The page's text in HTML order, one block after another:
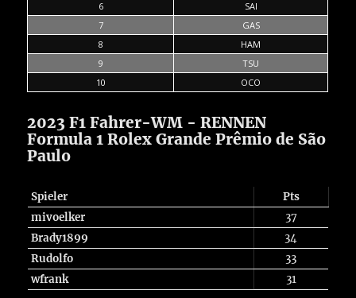
6
SAI
7
GAS
8
HAM
9
TSU
10
OCO
2023 F1 Fahrer-WM - RENNEN
Formula 1 Rolex Grande Prêmio de São
Paulo
Spieler
Pts
mivoelker
37
Brady1899
34
Rudolfo
33
wfrank
31